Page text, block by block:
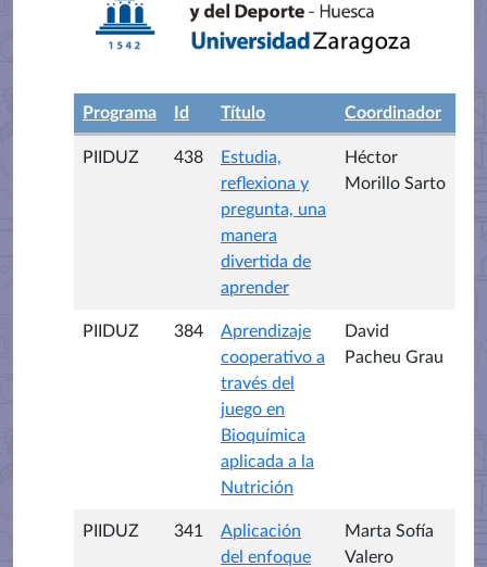
Programa Id Título Coordinador
PIIDUZ 438
Estudia,
reflexiona y
pregunta, una
manera
divertida de
aprender
Héctor
Morillo Sarto
PIIDUZ 384
Aprendizaje
cooperativo a
través del
juego en
Bioquímica
aplicada a la
Nutrición
David
Pacheu Grau
PIIDUZ 341
Aplicación
del enfoque
Marta Sofía
Valero